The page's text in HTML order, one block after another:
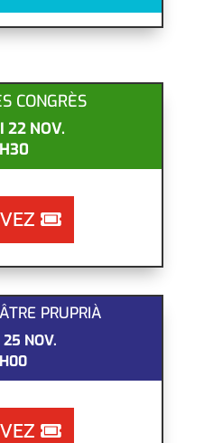
CONGRÈS
22 NOV.
PRUPRIÀ
NOV.